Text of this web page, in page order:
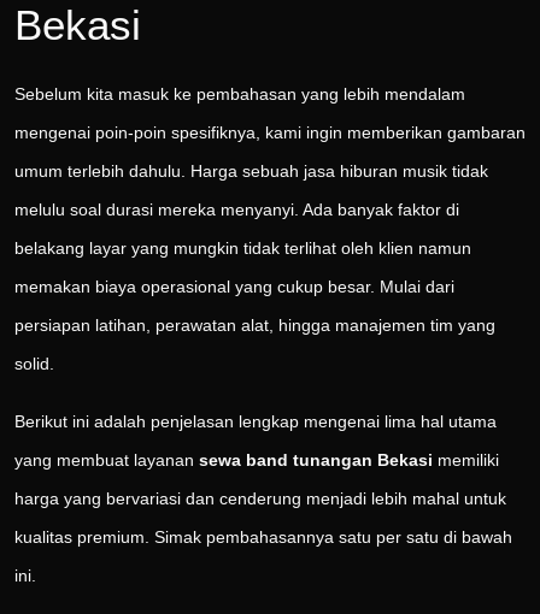
Bekasi
Sebelum kita masuk ke pembahasan yang lebih mendalam
mengenai poin-poin spesifiknya, kami ingin memberikan gambaran
umum terlebih dahulu. Harga sebuah jasa hiburan musik tidak
melulu soal durasi mereka menyanyi. Ada banyak faktor di
belakang layar yang mungkin tidak terlihat oleh klien namun
memakan biaya operasional yang cukup besar. Mulai dari
persiapan latihan, perawatan alat, hingga manajemen tim yang
solid.
Berikut ini adalah penjelasan lengkap mengenai lima hal utama
yang membuat layanan sewa band tunangan Bekasi memiliki
harga yang bervariasi dan cenderung menjadi lebih mahal untuk
kualitas premium. Simak pembahasannya satu per satu di bawah
ini.